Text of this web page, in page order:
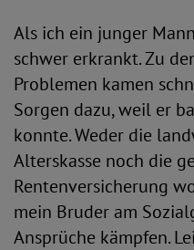
Als ich ein junger
schwer erkrankt. Zu
Problemen kamen
Sorgen dazu, weil er
konnte. Weder die
Alterskasse noch die
Rentenversicherung
mein Bruder am
Ansprüche kämpfen.